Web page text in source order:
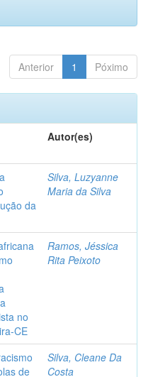
Anterior 1 Póximo
Autor(es)
da
Silva, Luzyanne
Maria da Silva
no
CE
Ramos, Jéssica
Rita Peixoto
de
Silva, Cleane Da
Costa